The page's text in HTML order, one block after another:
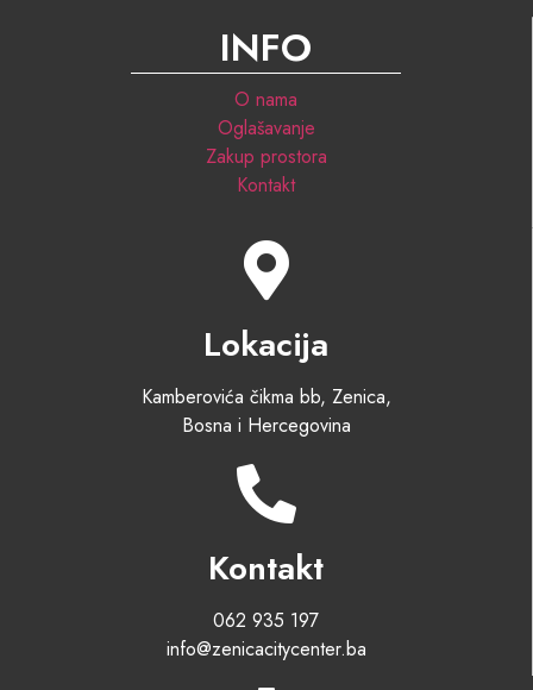
INFO
O nama
Oglašavanje
Zakup prostora
Kontakt
Lokacija
Kamberovića čikma bb, Zenica,
Bosna i Hercegovina
Kontakt
062 935 197
info@zenicacitycenter.ba